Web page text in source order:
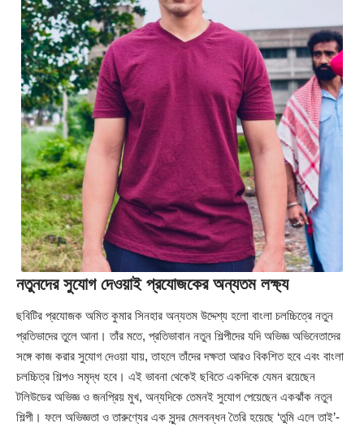
নতুনদের সুযোগ দেওয়াই প্রযোজকের অন্যতম লক্ষ্য
ছবিটির প্রযোজক অমিত কুমার সিনহার অন্যতম উদ্দেশ্য হলো বাংলা চলচ্চিত্রে নতুন
প্রতিভাদের তুলে আনা। তাঁর মতে, প্রতিভাবান নতুন শিল্পীদের যদি অভিজ্ঞ অভিনেতাদের
সঙ্গে কাজ করার সুযোগ দেওয়া যায়, তাহলে তাঁদের দক্ষতা আরও বিকশিত হবে এবং বাংলা
চলচ্চিত্র শিল্পও সমৃদ্ধ হবে। এই ভাবনা থেকেই ছবিতে একদিকে যেমন রয়েছেন
টলিউডের অভিজ্ঞ ও জনপ্রিয় মুখ, অন্যদিকে তেমনই সুযোগ পেয়েছেন একঝাঁক নতুন
শিল্পী। ফলে অভিজ্ঞতা ও তারুণ্যের এক সুন্দর মেলবন্ধন তৈরি হয়েছে ‘তুমি এলে তাই’-